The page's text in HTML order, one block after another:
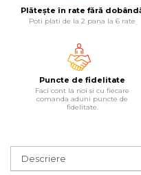
Manometru
Densimetru
Accesorii Auto
Tester Baterie Auto
Cheie Roti
Cheie Bujii
Plătește în rate fără
Poti plati de la 2 pana la 6 rate
Puncte de fidelitate
Faci cont la noi si cu fiecare
comanda aduni puncte de
fidelitate.
Descriere